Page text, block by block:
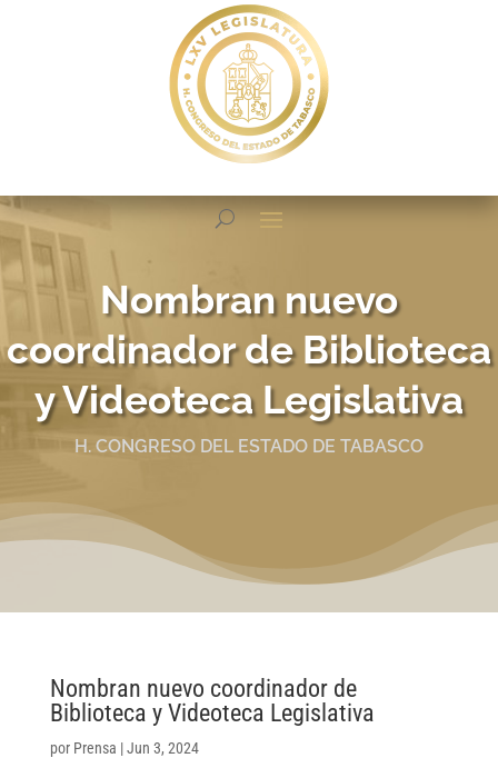
Nombran nuevo
coordinador de Biblioteca
y Videoteca Legislativa
H. CONGRESO DEL ESTADO DE TABASCO
Nombran nuevo coordinador de
Biblioteca y Videoteca Legislativa
por Prensa |Jun 3, 2024